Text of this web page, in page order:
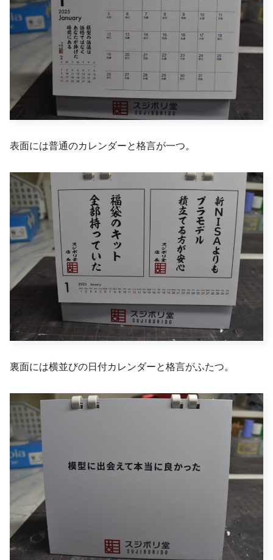
表面には普通のカレンダーと格言が一つ。
裏面には横並びの日付カレンダーと格言がふたつ。